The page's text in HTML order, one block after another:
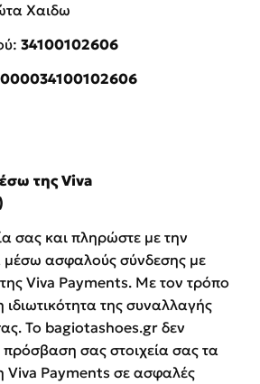
Χαιδω
34100102606
τηςViva
σας και πληρώστε με την
μέσω ασφαλούς σύνδεσης με
Viva Payments. Με τον τρόπο
ιδιωτικότητα της συναλλαγής
Το bagiotashoes.gr δεν
πρόσβαση σας στοιχεία σας τα
η Viva Payments σε ασφαλές